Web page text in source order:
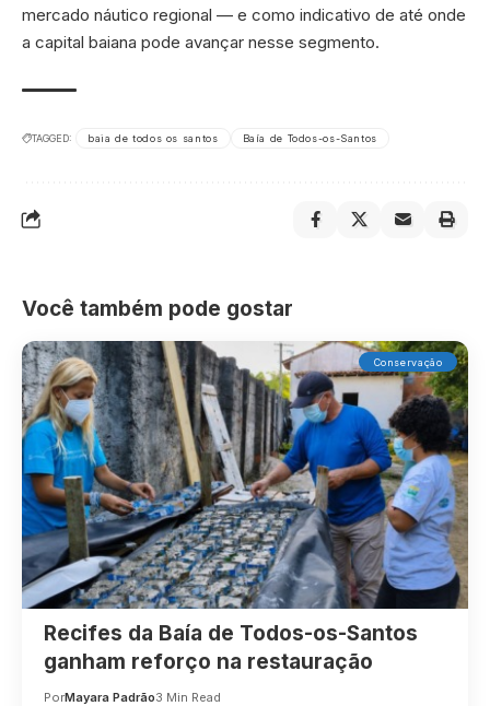
mercado náutico regional — e como indicativo de até onde
a capital baiana pode avançar nesse segmento.
TAGGED: baia de todos os santos Baía de Todos-os-Santos
Você também pode gostar
Conservação
Recifes da Baía de Todos-os-Santos
ganham reforço na restauração
PorMayara Padrão3 Min Read